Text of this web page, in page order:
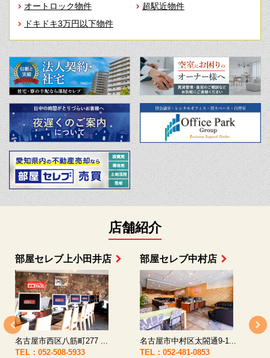
オートロック物件
超駅近物件
ドキドキ3万円以下物件
店舗紹介
部屋セレブ上小田井店
名古屋市西区八筋町277 ...
TEL：052-508-5933
部屋セレブ中村店
名古屋市中村区太閤通9-1...
TEL：052-481-0853